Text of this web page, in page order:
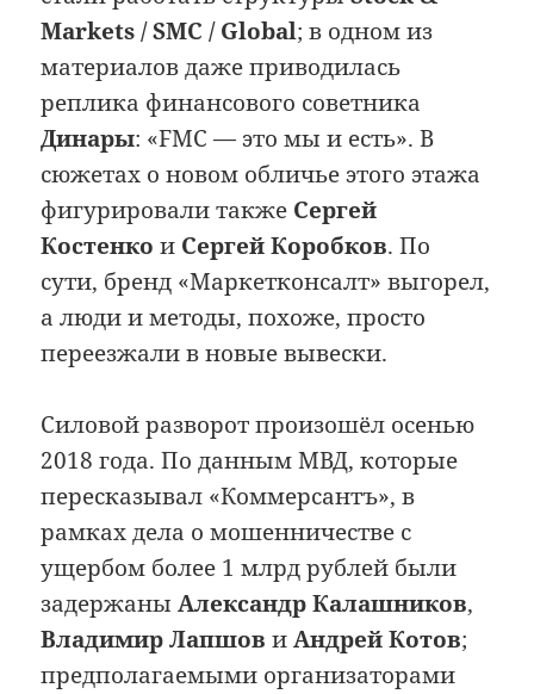
Markets / SMC / Global; в одном из
материалов даже приводилась
реплика финансового советника
Динары: «FMC — это мы и есть». В
сюжетах о новом обличье этого этажа
фигурировали также Сергей
Костенко и Сергей Коробков. По
сути, бренд «Маркетконсалт» выгорел,
а люди и методы, похоже, просто
переезжали в новые вывески.
Силовой разворот произошёл осенью
2018 года. По данным МВД, которые
пересказывал «Коммерсантъ», в
рамках дела о мошенничестве с
ущербом более 1 млрд рублей были
задержаныАлександр Калашников,
Владимир Лапшов иАндрей Котов;
предполагаемыми организаторами